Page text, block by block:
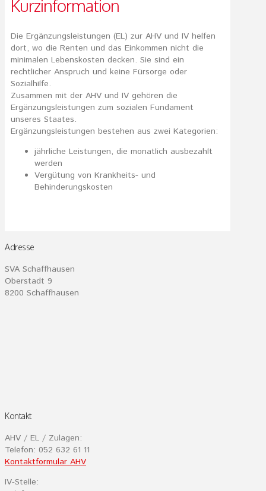
Kurzinformation
Die Ergänzungsleistungen (EL) zur AHV und IV helfen
dort, wo die Renten und das Einkommen nicht die
minimalen Lebenskosten decken. Sie sind ein
rechtlicher Anspruch und keine Fürsorge oder
Sozialhilfe.
Zusammen mit der AHV und IV gehören die
Ergänzungsleistungen zum sozialen Fundament
unseres Staates.
Ergänzungsleistungen bestehen aus zwei Kategorien:
jährliche Leistungen, die monatlich ausbezahlt
werden
Vergütung von Krankheits- und
Behinderungskosten
Adresse
SVA Schaffhausen
Oberstadt 9
8200 Schaffhausen
Kontakt
AHV / EL / Zulagen:
Telefon: 052 632 61 11
Kontaktformular AHV
IV-Stelle: